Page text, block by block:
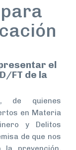
el
FT de la
de quienes
en Materia
y Delitos
de que nos